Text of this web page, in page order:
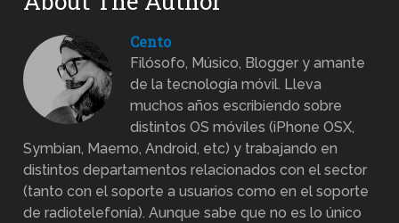
Cento
Filósofo, Músico, Blogger y amante
de la tecnología móvil. Lleva
muchos años escribiendo sobre
distintos OS móviles (iPhone OSX,
Symbian, Maemo, Android, etc) y trabajando en
distintos departamentos relacionados con el sector
(tanto con el soporte a usuarios como en el soporte
de radiotelefonía). Aunque sabe que no es lo único